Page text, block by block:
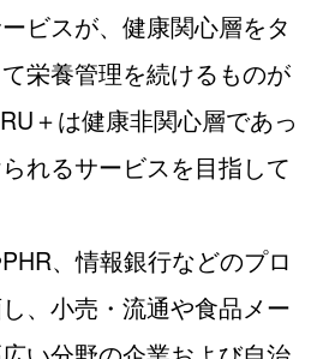
ビスが、健康関心層をタ
栄養管理を続けるものが
＋は健康非関心層であっ
れるサービスを目指して
、情報銀行などのプロ
、小売・流通や食品メー